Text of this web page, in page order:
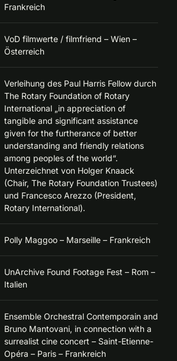
Frankreich
VoD filmwerte / filmfriend – Wien –
Österreich
Verleihung des Paul Harris Fellow durch
The Rotary Foundation of Rotary
International „in appreciation of
tangible and significant assistance
given for the furtherance of better
understanding and friendly relations
among peoples of the world“.
Unterzeichnet von Holger Knaack
(Chair, The Rotary Foundation Trustees)
und Francesco Arezzo (President,
Rotary International).
Polly Maggoo – Marseille – Frankreich
UnArchive Found Footage Fest – Rom –
Italien
Ensemble Orchestral Contemporain and
Bruno Mantovani, in connection with a
surrealist cine concert – Saint-Etienne-
Opéra – Paris – Frankreich